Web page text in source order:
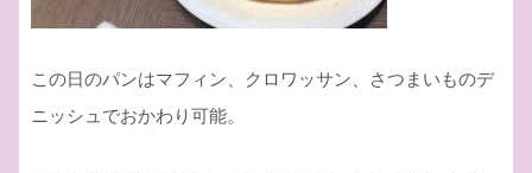
この日のパンはマフィン、クロワッサン、さつまいものデ
ニッシュでおかわり可能。